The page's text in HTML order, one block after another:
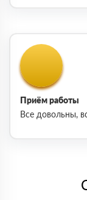
Приём работы
Все довольны,